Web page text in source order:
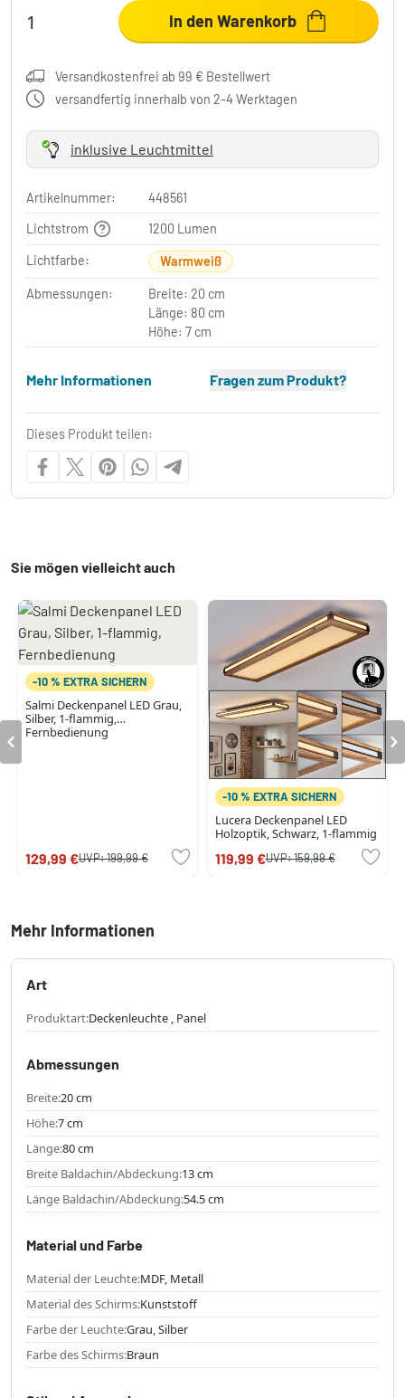
In den Warenkorb
Versandkostenfrei ab 99 € Bestellwert
versandfertig innerhalb von 2-4 Werktagen
inklusive Leuchtmittel
Artikelnummer:
448561
Lichtstrom
1200 Lumen
Lichtfarbe: Warmweiß
Abmessungen:
Breite: 20 cm
Länge: 80 cm
Höhe: 7 cm
Mehr Informationen Fragen zum Produkt?
Dieses Produkt teilen:
Sie mögen vielleicht auch
-10 % EXTRA SICHERN
Salmi Deckenpanel LED Grau,
Silber, 1-flammig,
Fernbedienung
129,99 €UVP:199,99 €
-10 % EXTRA SICHERN
Lucera Deckenpanel LED
Holzoptik, Schwarz, 1-flammig
119,99 €UVP:159,99 €
Mehr Informationen
Art
Produktart:Deckenleuchte , Panel
Abmessungen
Breite:20 cm
Höhe:7 cm
Länge:80 cm
Breite Baldachin/Abdeckung:13 cm
Länge Baldachin/Abdeckung:54.5 cm
Material und Farbe
Material der Leuchte:MDF, Metall
Material des Schirms:Kunststoff
Farbe der Leuchte:Grau, Silber
Farbe des Schirms:Braun